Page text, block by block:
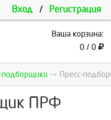
Вход / Регистрация
Ваша корзина:
0 / 0
подборщики Пресс-
ПРФ